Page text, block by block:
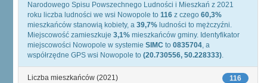
Narodowego Spisu Powszechnego Ludności i Mieszkań z 2021
roku liczba ludności we wsi Nowopole to 116 z czego 60,3%
mieszkańców stanowią kobiety, a 39,7% ludności to mężczyźni.
Miejscowość zamieszkuje 3,1% mieszkańców gminy. Identyfikator
miejscowości Nowopole w systemie SIMC to 0835704, a
współrzędne GPS wsi Nowopole to (20.730556, 50.228333).
116
Liczba mieszkańców (2021)